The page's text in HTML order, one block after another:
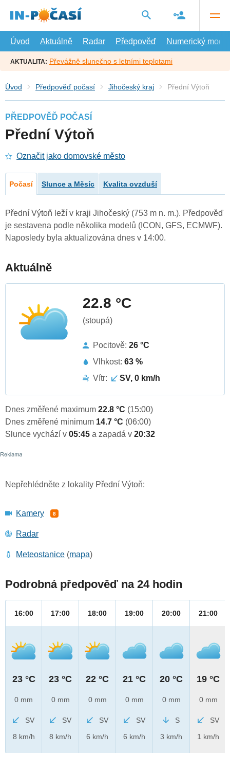
hlavní
Úvod
Aktuálně Radar Předpověď Numerický model
AKTUALITA: Převážně slunečno s letními teplotami
Úvod Předpověď počasí Jihočeský kraj Přední Výtoň
PŘEDPOVĚĎ POČASÍ
Přední Výtoň
Označit jako domovské město
Počasí Slunce a Měsíc Kvalita ovzduší
Přední Výtoň leží v kraji Jihočeský (753 m n. m.). Předpověď
je sestavena podle několika modelů (ICON, GFS, ECMWF).
Naposledy byla aktualizována dnes v 14:00.
Aktuálně
22.8 °C
(stoupá)
Pocitově: 26 °C
Vlhkost: 63 %
Vítr:
SV, 0 km/h
Dnes změřené maximum 22.8 °C (15:00)
Dnes změřené minimum 14.7 °C (06:00)
Slunce vychází v 05:45 a zapadá v 20:32
Nepřehlédněte z lokality Přední Výtoň:
Kamery 8
Radar
Meteostanice (mapa)
Podrobná předpověď na 24 hodin
16:00
23 °C
0 mm
SV
8 km/h
17:00
23 °C
0 mm
SV
8 km/h
18:00
22 °C
0 mm
SV
6 km/h
19:00
21 °C
0 mm
SV
6 km/h
20:00
20 °C
0 mm
S
3 km/h
21:00
19 °C
0 mm
SV
1 km/h